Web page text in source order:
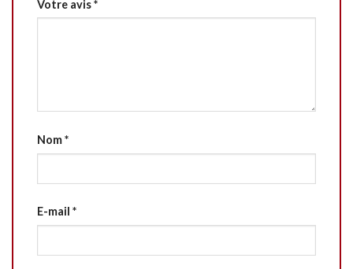
Votre avis*
Nom*
E-mail *